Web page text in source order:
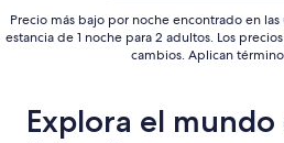
Precio más bajo por noche encontrado en
estancia de 1 noche para 2 adultos. Los
cambios. Aplican
Explora el mundo